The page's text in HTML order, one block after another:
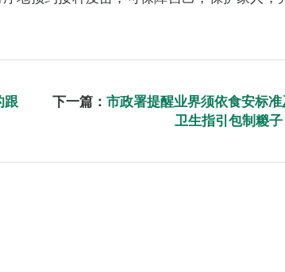
跟
下一篇： 市政署提醒业界须依食安标准
卫生指引包制糉子